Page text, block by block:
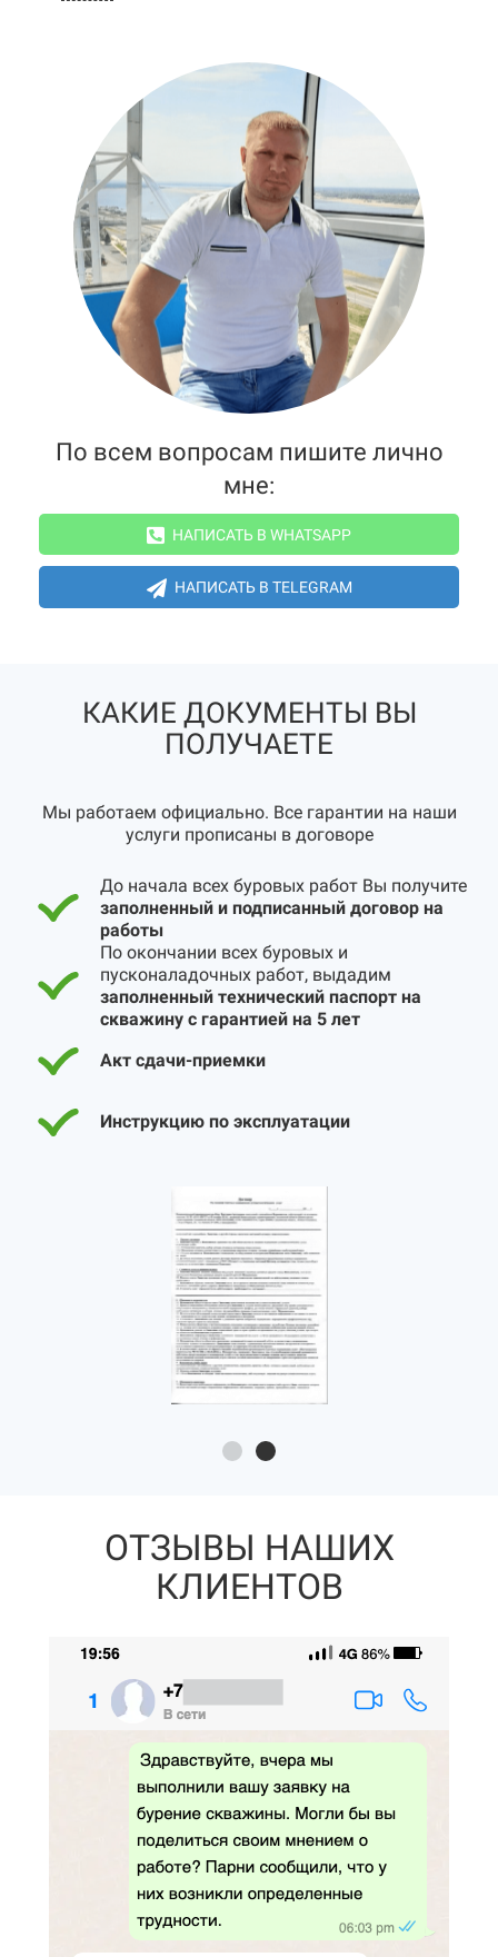
По всем вопросам пишите лично
мне:
НАПИСАТЬ В WHATSAPP
НАПИСАТЬ В TELEGRAM
КАКИЕ ДОКУМЕНТЫ ВЫ
ПОЛУЧАЕТЕ
Мы работаем официально. Все гарантии на наши
услуги прописаны в договоре
До начала всех буровых работ Вы получите
заполненный и подписанный договор на
работы
По окончании всех буровых и
пусконаладочных работ, выдадим
заполненный технический паспорт на
скважину с гарантией на 5 лет
Акт сдачи-приемки
Инструкцию по эксплуатации
ОТЗЫВЫ НАШИХ
КЛИЕНТОВ